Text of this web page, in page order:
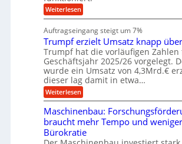
s
c
i
n
e
n
v
o
K
o
e
h
i
e
n
b
a
u
i
s
a
u
f
h
i
e
e
n
f
ü
h
r
u
n
g
e
B
S
Weiterlesen:
W
r
t
u
n
g
s
f
r
e
i
e
s
H
y
Auftragseingang steigt um 7%
Trumpf erzielt Umsatz knapp
Trumpf hat die vorläufigen Zahlen
Geschäftsjahr 2025/26 vorgelegt.
wurde ein Umsatz von 4,3Mrd.€
dieser lag damit in etwa…
Weiterlesen:
T
u
m
p
f
Maschinenbau:
braucht mehr Tempo und weniger
Bürokratie